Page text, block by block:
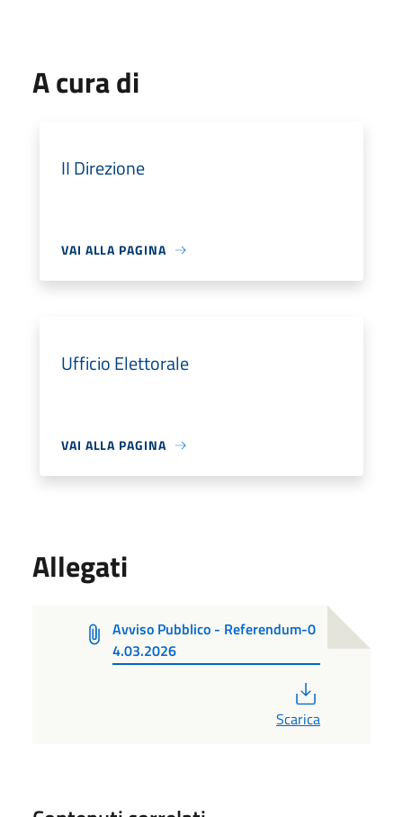
A cura di
II Direzione
VAI ALLA PAGINA
Ufficio Elettorale
VAI ALLA PAGINA
Allegati
Avviso Pubblico - Referendum-0
4.03.2026
Scarica